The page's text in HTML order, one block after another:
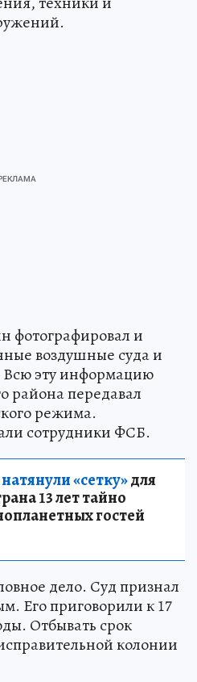
фотографировал и
воздушные суда и
Всю эту информацию
района передавал
режима.
сотрудники ФСБ.
«сетку»для
13 лет тайно
гостей
дело. Суд признал
Его приговорили к 17
Отбывать срок
колонии